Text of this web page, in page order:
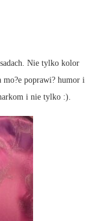
Nie tylko kolor
mo?e poprawi? humor i
i nie tylko :).